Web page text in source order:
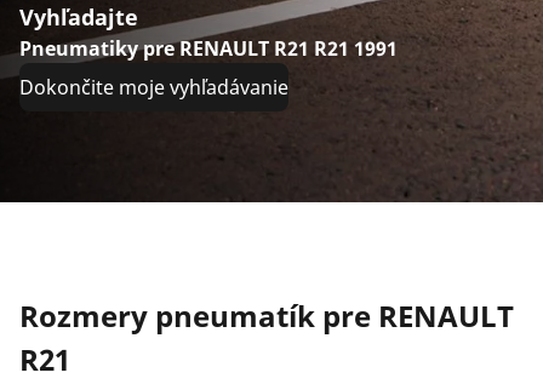
Vyhľadajte
Pneumatiky pre RENAULT R21 R21 1991
Dokončite moje vyhľadávanie
Rozmery pneumatík pre RENAULT
R21